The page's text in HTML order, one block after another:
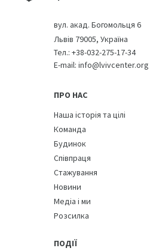
вул. акад. Богомольця 6
Львів 79005, Україна
Тел.: +38-032-275-17-34
E-mail: info@lvivcenter.org
ПРО НАС
Наша історія та цілі
Команда
Будинок
Співпраця
Стажування
Новини
Медіа і ми
Розсилка
ПОДІЇ